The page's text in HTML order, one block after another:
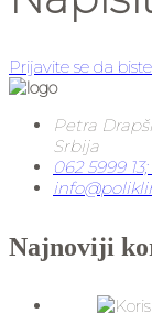
Prijavite se da
Petra
Srbija
062 5999
Najnoviji